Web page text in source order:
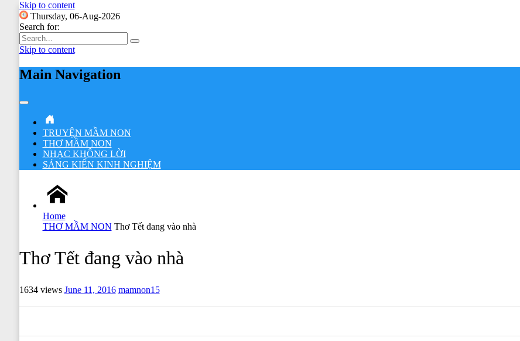
Skip to content
Thursday, 06-Aug-2026
Search for:
Skip to content
Main Navigation
TRUYỆN MẦM NON
THƠ MẦM NON
NHẠC KHÔNG LỜI
SÁNG KIẾN KINH NGHIỆM
Home
THƠ MẦM NON Thơ Tết đang vào nhà
Thơ Tết đang vào nhà
1634 views June 11, 2016 mamnon15